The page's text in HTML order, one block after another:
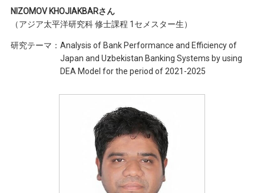
NIZOMOV KHOJIAKBARさん
（アジア太平洋研究科 修士課程 1セメスター生）
研究テーマ： Analysis of Bank Performance and Efficiency of
Japan and Uzbekistan Banking Systems by using
DEA Model for the period of 2021-2025